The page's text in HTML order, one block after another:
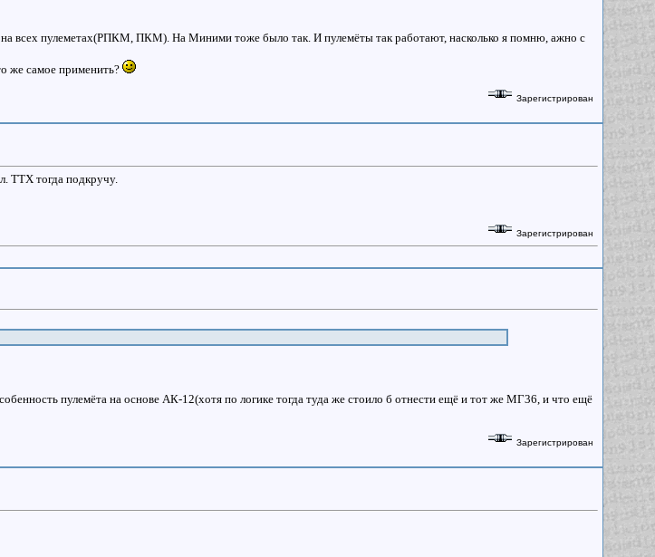
всех пулеметах(РПКМ, ПКМ). На Миними тоже было так. И пулемёты так работают, насколько я помню, ажно с
же самое применить?
Зарегистрирован
ТТХ тогда подкручу.
Зарегистрирован
пулемёта на основе АК-12(хотя по логике тогда туда же стоило б отнести ещё и тот же МГ36, и что ещё
Зарегистрирован